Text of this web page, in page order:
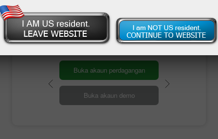
Send your CV
Buka akaun perdagangan
Buka akaun demo